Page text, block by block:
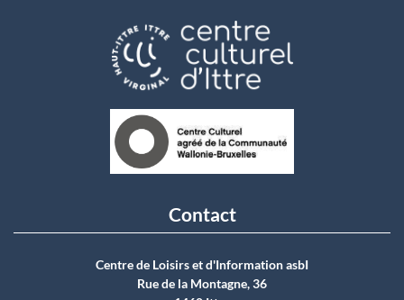
Contact
Centre de Loisirs et d'Information asbI
Rue de la Montagne, 36